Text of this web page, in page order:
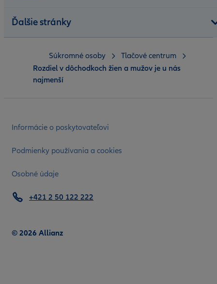
Ďalšie stránky
Informácie o poskytovateľovi
Podmienky používania a cookies
Osobné údaje
© 2026 Allianz
+421 2 50 122 222
Súkromné osoby
Tlačové centrum
Rozdiel v dôchodkoch žien a mužov je u nás
najmenší